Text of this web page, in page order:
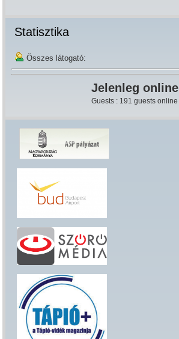
Statisztika
Összes látogató:
Jelenleg online
Guests : 191 guests online